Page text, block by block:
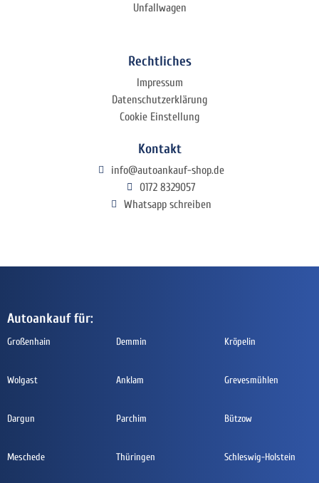
Unfallwagen
Rechtliches
Impressum
Datenschutzerklärung
Cookie Einstellung
Kontakt
info@autoankauf-shop.de
0172 8329057
Whatsapp schreiben
Autoankauf für:
Großenhain Demmin Kröpelin
Wolgast Anklam Grevesmühlen
Dargun Parchim Bützow
Meschede Thüringen Schleswig-Holstein